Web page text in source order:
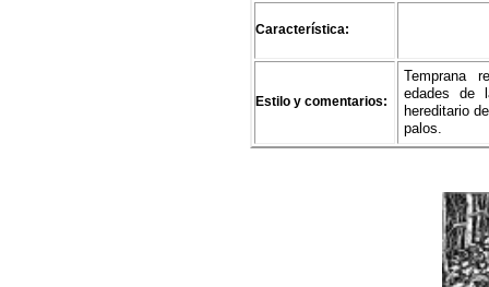
Característica:
Estilo y comentarios:
Temprana
edades de
hereditario
palos.